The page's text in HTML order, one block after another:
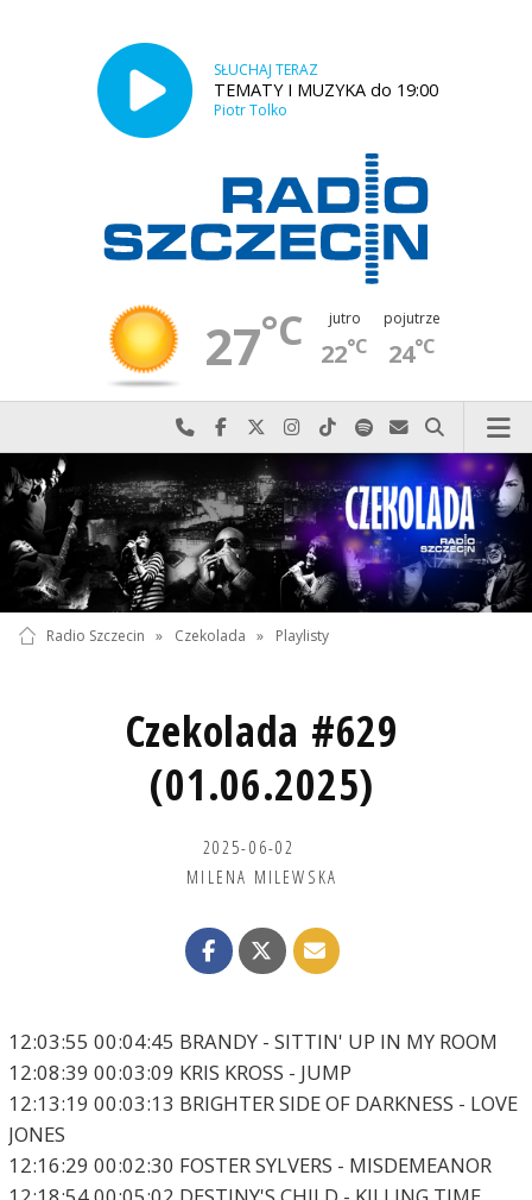
SŁUCHAJ TERAZ
TEMATY I MUZYKA do 19:00
Piotr Tolko
27°C jutro
22°C
pojutrze
24°C
Najlepiej po prostu do nas zadzwoń
Odwiedź nas na Facebook-u
Odwiedź nas na X
Odwiedź nas na Instagram-ie
Odwiedź nas na TikTok-u
Szukaj nas na Spotify
Wyślij do nas
Szukaj
Radio Szczecin » Czekolada » Playlisty
Czekolada #629
(01.06.2025)
2025-06-02
MILENA MILEWSKA
12:03:55 00:04:45 BRANDY - SITTIN' UP IN MY ROOM
12:08:39 00:03:09 KRIS KROSS - JUMP
12:13:19 00:03:13 BRIGHTER SIDE OF DARKNESS - LOVE
JONES
12:16:29 00:02:30 FOSTER SYLVERS - MISDEMEANOR